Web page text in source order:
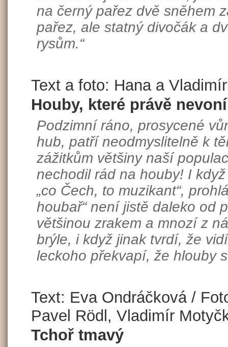
na černý pařez dvě sněhem
pařez, ale statný divočák a
rysům.“
Text a foto: Hana a
Houby, které právě nevoní
Podzimní ráno, prosycené
hub, patří neodmyslitelně k
zážitkům většiny naší
nechodil rád na houby! I
„co Čech, to muzikant“,
houbař“ není jistě daleko od
většinou zrakem a mnozí z
brýle, i když jinak tvrdí, že
leckoho překvapí, že hlouby
Text: Eva Ondráčková /
Pavel Rödl, Vladimír
Tchoř tmavý